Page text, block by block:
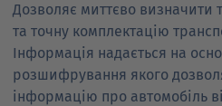
Дозволяє миттєво визначити
та точну комплектацію
Інформація надається на
розшифрування якого
інформацію про автомобіль